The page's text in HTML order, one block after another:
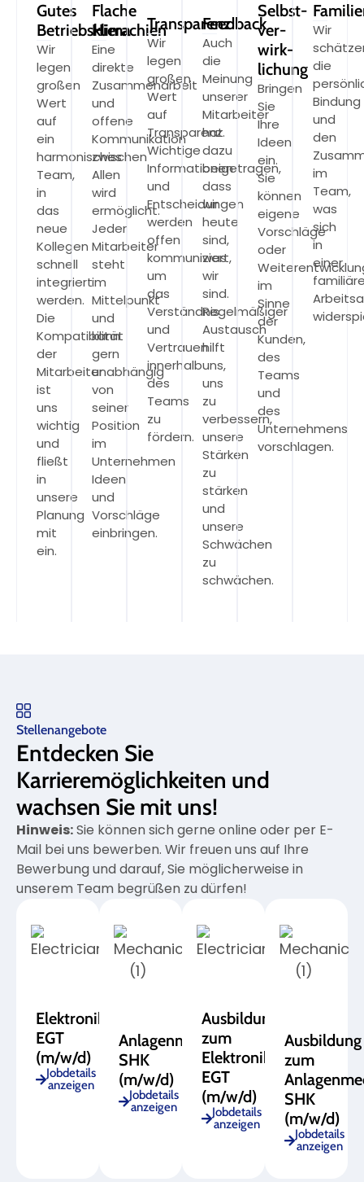
Gutes
Betriebsklima
Wir
legen
großen
Wert
auf
ein
harmonisches
Team,
in
das
neue
Kollegen
schnell
integriert
werden.
Die
Kompatibilität
der
Mitarbeiter
ist
uns
wichtig
und
fließt
in
unsere
Planung
mit
ein.
Flache
Hierachien
Eine
direkte
Zusammenarbeit
und
offene
Kommunikation
zwischen
Allen
wird
ermöglicht.
Jeder
Mitarbeiter
steht
im
Mittelpunkt
und
kann
gern
unabhängig
von
seiner
Position
im
Unternehmen
Ideen
und
Vorschläge
einbringen.
Transparenz
Wir
legen
großen
Wert
auf
Transparenz.
Wichtige
Informationen
und
Entscheidungen
werden
offen
kommuniziert,
um
das
Verständnis
und
Vertrauen
innerhalb
des
Teams
zu
fördern.
Feedback
Auch
die
Meinung
unserer
Mitarbeiter
hat
dazu
beigetragen,
dass
wir
heute
sind,
was
wir
sind.
Regelmäßiger
Austausch
hilft
uns,
uns
zu
verbessern,
unsere
Stärken
zu
stärken
und
unsere
Schwächen
zu
schwächen.
Selbst­
ver­
wirk­
lichung
Bringen
Sie
Ihre
Ideen
ein.
Sie
können
eigene
Vorschläge
oder
im
Sinne
der
Kunden,
des
Teams
und
des
Unternehmens
vorschlagen.
Wir
die
Bindung
und
den
im
Team,
was
sich
in
einer
Stellenangebote
Entdecken Sie
Karrieremöglichkeiten und
wachsen Sie mit uns!
Hinweis:Sie können sich gerne online oder per E-
Mail bei uns bewerben. Wir freuen uns auf Ihre
Bewerbung und darauf, Sie möglicherweise in
unserem Team begrüßen zu dürfen!
Elektroniker
EGT
(m/w/d)
Jobdetails
anzeigen
Anlagenmechaniker
SHK
(m/w/d)
Jobdetails
anzeigen
Ausbildung
zum
Elektroniker
EGT
(m/w/d)
Jobdetails
anzeigen
Ausbildung
zum
SHK
(m/w/d)
Jobdetails
anzeigen